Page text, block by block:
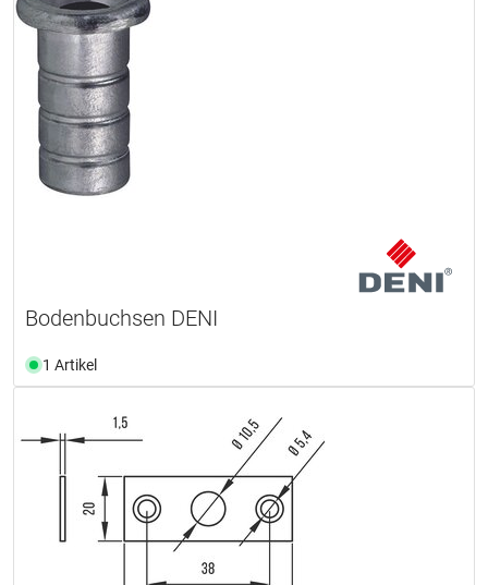
Bodenbuchsen DENI
1 Artikel